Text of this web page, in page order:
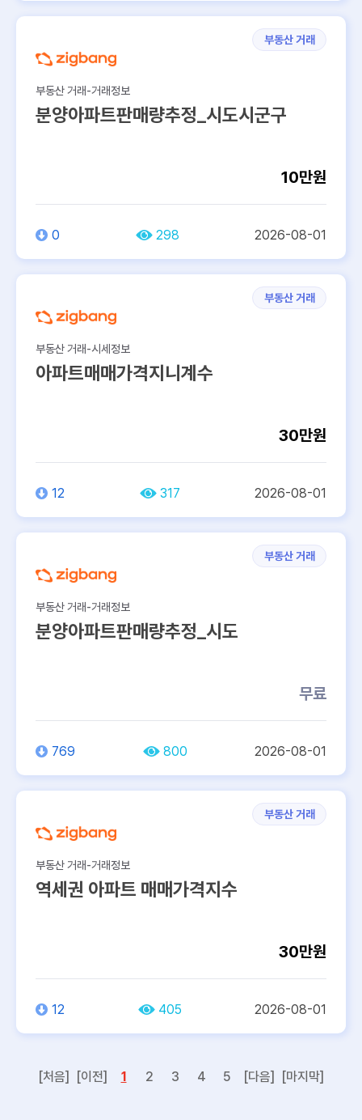
부동산 거래
부동산 거래-거래정보
분양아파트판매량추정_시도시군구
10만원
0 298 2026-08-01
부동산 거래
부동산 거래-시세정보
아파트매매가격지니계수
30만원
12 317 2026-08-01
부동산 거래
부동산 거래-거래정보
분양아파트판매량추정_시도
무료
769 800 2026-08-01
부동산 거래
부동산 거래-거래정보
역세권 아파트 매매가격지수
30만원
12 405 2026-08-01
[처음] [이전] 1 2 3 4 5 [다음] [마지막]